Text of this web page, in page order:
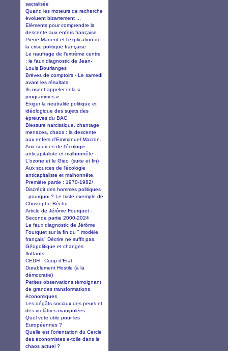
sacralisée
Quand les moteurs de recherche
évoluent bizarrement ...
Eléments pour comprendre la
descente aux enfers française
Pierre Manent et l’explication de
la crise politique française
Le naufrage de l’extrême centre
: le faux diagnostic de Jean-
Louis Bourlanges
Brèves de comptoirs - Le samedi
avant les résultats
Ils osent appeler cela «
programmes »
Exiger la neutralité politique et
idéologique des sujets des
épreuves du BAC
Blessure narcissique, chantage,
menaces, chaos : la descente
aux enfers d'Emmanuel Macron.
Aux sources de l'écologie
anticapitaliste et malhonnête -
L'ozone et le Giec. (suite et fin)
Aux sources de l'écologie
anticapitaliste et malhonnête.
Première partie : 1970-1982/
Discrédit des hommes politiques
: pourquoi ? Le triste exemple de
Christophe Béchu.
Article de Jérôme Fourquet -
Seconde partie 2000-2024
Le faux diagnostic de Jérôme
Fourquet sur la fin du " modèle
français" Décrire ne suffit pas.
Géopolitique et changes
flottants
CEDH : Coup d’Etat
Durablement Hostile (à la
démocratie)
Petites observations témoignant
de grandes transformations
économiques
Les dégâts sociaux des peurs et
des idolâtries manipulées.
Quel vote utile pour les
Européennes ?
Quelle est l'orientation du Cercle
des économistes e-toile dans le
chaos actuel ?